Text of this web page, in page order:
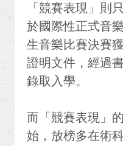
「競賽表現」則
於國際性正式音
生音樂比賽決賽
證明文件，經過
錄取入學。
而「競賽表現」
始，放榜多在術